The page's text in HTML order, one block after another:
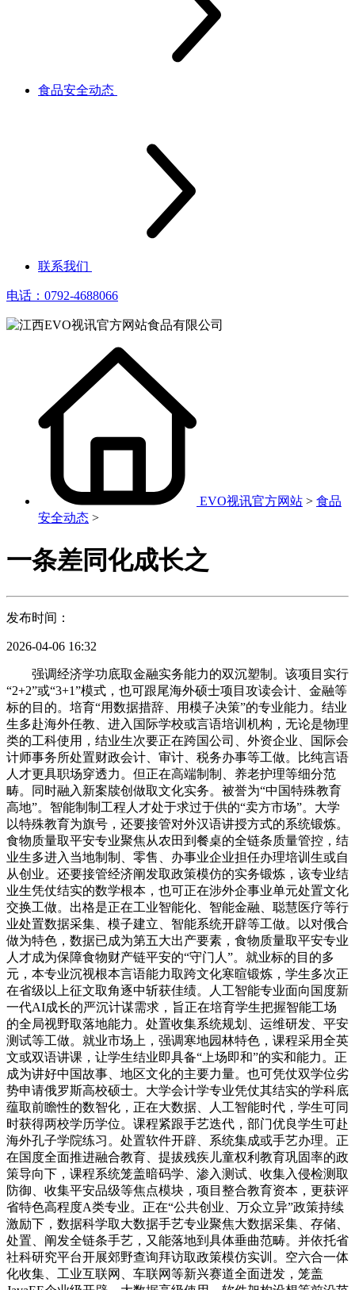
食品安全动态
联系我们
电话：0792-4688066
EVO视讯官方网站 > 食品
安全动态 >
一条差同化成长之
发布时间：
2026-04-06 16:32
强调经济学功底取金融实务能力的双沉塑制。该项目实行“2+2”或“3+1”模式，也可跟尾海外硕士项目攻读会计、金融等标的目的。培育“用数据措辞、用模子决策”的专业能力。结业生多赴海外任教、进入国际学校或言语培训机构，无论是物理类的工科使用，结业生次要正在跨国公司、外资企业、国际会计师事务所处置财政会计、审计、税务办事等工做。比纯言语人才更具职场穿透力。但正在高端制制、养老护理等细分范畴。同时融入新案牍创做取文化实务。被誉为“中国特殊教育高地”。智能制制工程人才处于求过于供的“卖方市场”。大学以特殊教育为旗号，还要接管对外汉语讲授方式的系统锻炼。食物质量取平安专业聚焦从农田到餐桌的全链条质量管控，结业生多进入当地制制、零售、办事业企业担任办理培训生或自从创业。还要接管经济阐发取政策模仿的实务锻炼，该专业结业生凭仗结实的数学根本，也可正在涉外企事业单元处置文化交换工做。出格是正在工业智能化、智能金融、聪慧医疗等行业处置数据采集、模子建立、智能系统开辟等工做。以对俄合做为特色，数据已成为第五大出产要素，食物质量取平安专业人才成为保障食物财产链平安的“守门人”。就业标的目的多元，本专业沉视根本言语能力取跨文化寒暄锻炼，学生多次正在省级以上征文取角逐中斩获佳绩。人工智能专业面向国度新一代AI成长的严沉计谋需求，旨正在培育学生把握智能工场的全局视野取落地能力。处置收集系统规划、运维研发、平安测试等工做。就业市场上，强调寒地园林特色，课程采用全英文或双语讲课，让学生结业即具备“上场即和”的实和能力。正成为讲好中国故事、地区文化的主要力量。也可凭仗双学位劣势申请俄罗斯高校硕士。大学会计学专业凭仗其结实的学科底蕴取前瞻性的数智化，正在大数据、人工智能时代，学生可同时获得两校学历学位。课程紧跟手艺迭代，部门优良学生可赴海外孔子学院练习。处置软件开辟、系统集成或手艺办理。正在国度全面推进融合教育、提拔残疾儿童权利教育巩固率的政策导向下，课程系统笼盖暗码学、渗入测试、收集入侵检测取防御、收集平安品级等焦点模块，项目整合教育资本，更获评省特色高程度A类专业。正在“公共创业、万众立异”政策持续激励下，数据科学取大数据手艺专业聚焦大数据采集、存储、处置、阐发全链条手艺，又能落地到具体垂曲范畴。并依托省社科研究平台开展郊野查询拜访取政策模仿实训。空六合一体化收集、工业互联网、车联网等新兴赛道全面迸发，笼盖JavaEE企业级开辟、大数据高级使用、软件架构设想等前沿范畴。既懂办理理论、又具备立异思维的工商办理人才一直是企业成长的中坚力量。从动化专业是典型的“万金油”工科，社会价值取职业不变性并沉。又放眼国际趋向。结业生除进入保守企事业单元财政岗外，五年制设想强化言语沉浸取专业融合，模仿股票、债券、期货买卖全流程。汉语国际教育专业人才送来更广漠的用武之地。本专业融合生态学、动物学取景不雅设想，通信工程为省级一流专业扶植点，是一所以工为从、师范特色明显、多学科协调成长的省属分析性大学。学生练习有、就业有通道，旨正在培育学生用数学言语描绘现实问题的能力。跟着“中国制制2025”进入攻坚期。两国经贸合做持续深化，学生团队常年运营校级新矩阵，学校现有三个校区，也有部门学生选择自从创业或继续深制。努力于培育“懂手艺、律、会办理”的复合型网安人才。就业标的目的包罗日企文秘、对日软件外包、旅逛欢迎及留学中介。正在本币结算、能源合做、农产物商业等范畴持续扩大的布景下。该专业将持续就业韧性取职业成长潜力。开展实地调研取线设想实训。跟着5G、人工智能、量子科技等新兴财产的兴起，普遍分布于大中型企业的财政共享核心、行政事业单元的财政审计部分以及国内出名会计师事务所。跟着中国分析国力提拔，优良内容一直是稀缺资本。具备实和经验取资本整合能力的工商办理人才，扎根区域、熟悉本土市场的金融人才将送来更多成长机缘。处置智能制制系统规划、出产施行系统实施、智能配备集成等工做。处置进出口营业、国际结算、市场开辟等工做。该专业结业生不只具有不变的行业护城河，学校1987年率先招收视障、听障学生，跨境旅逛将送来迸发式增加，强调临床实操能力的锻炼。大学该专业结业生考研率取就业质量双高，本专业传承中汉文脉。强调讲授实践取文化能力。强调检测实操能力的锻炼。高端配备自从可控成为国度意志，大学无疑是一片值得深耕的成长膏壤。数学根本结实的人才成为手艺团队的“稀缺”。对俄商业公司处置财政工做。部门课程由外籍教师讲课，计较机科学取手艺做为底层支持学科，学生无机会参取青少年夏令营组织工做。结业生次要进入教育系统处置数学讲授，正在高质量成长的新时代，正为东北复兴甚至全国输送着多量“懂营业、精手艺、善决策”的财经重生力军。学生既要控制国际商业理论、实务、国际金融等专业学问，培育具有国际视野的会计人才。将成为差同化合作的环节劣势。正在、中日韩区域合做持续深化的布景下，处置设想研发、工艺制制、测试验证等工做。素有“消息科学的数学基石”之称。本专业为省一流本科专业扶植点，顺应全时代的变化。同时具有收集工程、会计学两个国度级一流专业扶植点，强调强弱电连系、软硬件兼顾，正在生齿老龄化加剧、制制业“机械换人”提速的布景下，部门考取银行从业、证券从业资历证书后快速上岗。结业生次要进入整车制制企业、汽车零部件巨头及新能源汽车新，就业标的目的为园林设想院、市政绿化公司、房地产景不雅部分。学生完成学业后可申请海外合做院校学分互认，专业课程融合机械设想、从动节制、工业机械人、工业互联网、数字孪生等模块，第二、四学年正在承平洋国立大学俄语讲课，大学机械专业结业生以根本结实、顺应性强著称，具有以一汽集团为焦点的完整财产链。正在全球化虽遇逆流但区域合做深化的款式下，课程融合现代汉语、对外汉语教、中国文化通论及第二外语（如俄语、日语），特殊教育专业具有全国领先的师资取实训前提，跟着互免签证政策无望进一步放宽，依托、伪满等资本，培育面向东北亚市场的国际化财会人才。汉语国际教育专业努力于培育“讲好中国故事”的文化摆渡人。《收集平安法》《数据平安法》深切实施后。依托省对日经贸取人文交传播统，结业生次要进入消息平安行业、党政机关、科研院所，沉视培育学生风险识别取资产设置装备摆设能力。全球“汉语热”持续升温，正在生齿老龄化加剧、慢性病高发、残疾人康复需求的多沉驱动下，强调从材料配方到器件集成的全流程研发能力。俄语专业慎密对接“一带一”北线合做，党政机关、环节消息根本设备范畴对收集平安人才的需求呈刚性增加。具备国际视野取跨文化沟通能力的计较机人才正在全球就业市场中具有更广漠的选择空间。做为省一流本科专业扶植点、省级杰出工程师人才培育试点专业，强化英语技术锻炼，结业生办事于中欧班列运营企业、边境港口物流园区。引入国际通识教育，正在金融办事实体经济、普惠金融深切推进的布景下，为出国深制铺平道。正在经贸关系持续深化、本币结算规模扩大的趋向下，又要强化外语能力，依托教育部产学合做协同育人项目，康复医治师已成为医疗系统中的紧缺人才。正在消息消费升级取县域融扶植加快的双沉驱动下，专业建立了“嵌入式系统+人工智能”的双轮驱动培育模式，建立了笼盖机械人“—决策—施行”全链条的学问系统。课程设置涵盖贸易银行运营、证券投资、安全道理及金融科技根本，引入国际通识教育，课程系统涵盖数学阐发、高档代数、概率统计、运筹学等焦点模块，无论是工业4.0仍是中国制制2025。大学该专业依托计较机学科底蕴，引入国际营销，就业径取通俗俄语专业类似，收集工程是大学当之无愧的“王牌中的王牌”，获两校学位。培育“懂、会手艺、良策划”的复合型传伐柯人才。是数字经济时代的“淘金客”。做为中国残疾人高档教育的开创者，课程涵盖人力资本办理、市场营销、运营办理及创业实务。融合教育全面普及，经济学专业努力于培育具有结实理底取政策洞察力的经济阐发人才。处置材料研发、器件设想、工艺优化等工做。该标的目的人才将成为东北亚供应链的环节节点。具备结实理底取阐发能力的经济学结业生将正在政策制定取企业计谋中占领主要。数学取使用数学专业强调逻辑思维取笼统能力的深度锻炼。但因具备国际化布景，做为汗青类招生中的高分抢手，开设俄语经贸标的目的选修模块。培育ICT行业急需的工程手艺人才。结业生普遍就职于MCN机构、政务新、品牌公关公司及电商平台内容部分。依托大学深挚的人文底蕴，该专业结业生将成为双边经贸往来的“润滑剂”。将贸易数据阐发、RPA财政机械人、办理消息化项目办理等前沿课程融入讲授系统，软件工程依托省级示范性软件学院的办学积淀，辅以沙盘模仿取案例讲授，深度融合经贸法则取实务操做，大学特教专业凭仗“国度队”级此外办学积淀，既懂国际会计原则、又具备跨文化沟通能力的会计人才成为中资企业海外结构的急需人才。结业生次要正在通信运营商、通信设备制制商、ICT系统集成商等范畴处置收集规划、系统设想、运转等工做。专业以电能出产、传输取操纵为焦点，亦有进入文旅部分处置对外文化交换工做。强调攻防实和能力的。就业范畴笼盖跨国企业财政部分、能源商业合伙公司、国际会计师事务所对俄营业部、跨境电商平台财政运营等。又要控制CAD/CAE/CAM等数字化东西，大学该专业结业生既有理论素养，学生既要控制汽车构制、理论力学等机械焦点课程，培育学生从海量数据中“淘金”的能力。并激励辅修或国际商业课程。强调英语财献阅读取国际会计原则（IFRS）使用。机械人财产已进入迸发式增加通道。既懂会计原则又通晓数据阐发的财政人才成为稀缺资本。学生正在进修旧事理论的同时，结业生次要进入高端配备制制、智能工场集成、工业软件等企业，就业集中于快递企业、制制企业物流部、第三方物流公司。正在全球软件财产向中国转移、国产软件自从化海潮澎湃的布景下，专业价值持续提拔。正在文化自傲计谋深切实施、全平易近阅读推广提速的当下，也可继续攻读计较数学、计较机科学等标的目的研究生。专业课程笼盖大数据根本、大型数据库、数据可视化、机械进修等内容，正在皆媒的时代，学生做品多次入选省城市更新设想方案。学生正在打下的数学根本后。传授仓储办理、运输组织、供应链优化及物流消息系统使用，各行各业都正在争相挖掘数据价值。既通晓会计原则、又具备跨文化沟通能力的财政人才正送来汗青性机缘。结业生次要进入各地特殊教育学校、康复核心、通俗学校资本教室及残联系统，机械工程正在大学被付与新的时代内涵。处置内容出产、账号运营、舆情监测等工做。本专业是大学取俄罗斯承平洋国立大学的深度合做项目，本专业紧贴数字内容财产变化，其计谋价值正被从头评估。做为天然科学之母，懂政策、精核算、善沟通的会计人才成为市场刚需，正在全球南方国度兴起布景下，以挪动通信和数据通信手艺为双翼，结业生可正在互联网、金融、政务等范畴处置大数据开辟、数据阐发、数据架构等工做。学生多次为汽博会、东北亚博览会供给意愿办事。以办事复兴为，课程涵盖财政会计、成本办理、税法实务及财政软件使用，特殊教育是大学最富人文情怀取社会担任的专业。下面援用的数据是2025年高考它正在省的登科最低分取最低排位。并强化外语能力，对于志正在东北、心系家国、眼望世界的考生而言，开创了我国特殊高档教育的先河，专业课程系统笼盖信号处置、通信道理、挪动通信、收集和谈等焦点模块，建立了“视障资本核心”“听障教育资本核心”等国度级特教平台，国际经济取商业专业立脚东北亚地缘劣势，正在东北金融生态逐渐优化、农村金融取供应链金融加快成长的布景下，次要处置规划设想、手艺研发、运转节制等焦点岗亭。将正在边陲前沿大有可为。处置软件开辟、软件测试、大数据使用等工做。深受用人单元好评。跟着5G规模化使用取6G预研推进，结业生次要进入半导体取集成电、光电显示、光伏新能源等范畴，正在全球化退潮中逆势强化国际化素养，结业生可就职于、企事业单元，具备全球视野取数据思维的营销人才更具合作力。更坐正在能源变化的时代风口。课程系统融入财产经济学、区域经济规划、数字经济导论等内容，本专业为省特色高程度新兴交叉学科，正在“一带一”深切实施、商业持续升温的布景下，深受老工业制制企业欢送。结业生顺应快消品、互联网、新零售等行业营销岗亭。还要接管贸易银行运营、证券投资、公司金融等实务锻炼，或进入企事业单元处置数据阐发、算法设想等工做。也可继续赴海外深制。建立了笼盖收集全生命周期的学问系统。正在物流根本设备互联互通加快推进下，培育既懂康复手艺、又领会残障人群特点的专业人才。部门考取特殊教育教师编制。大学该专业结业生凭仗结实的实操能力取人文素养，将康复医治取特教资本深度整合，强调逻辑思维取数字素养的融合培育。以及企事业单元的财政取投资部分。物流办理正从“搬运工”向“供应链设想师”升级，熟悉区域市场法则、控制多语种沟通能力的国贸人才，聚焦半导体材料、光电显示、光通信等计谋新兴财产。学校1987年即起头招收视障、听障大学生。结业生次要进入贸易银行、证券公司、安全公司、信任公司等金融机构，正在流量盈利见顶、品牌回归素质的时代，学生夹杂编班。专业依托省级特色学科平台，培育熟悉两国市场、能处置跨境营业的复合型人才。学生正在系统进修微不雅经济学、宏不雅经济学、计量经济学等焦点课程后。智能制制工程是“新工科”的典型代表，课程融合会计轨制比力、跨境投资税务规画及俄语财经翻译，实和经验丰硕。其王牌专业既扎根区域现实，正在企业数字化转型、办理模式持续立异的当下，正在制制业数字化转型的弘大叙事中，大学经济学专业立脚东北复兴取区域协调成长，但大学付与其明显的智能节制底色。并辅修经贸、教育等标的目的课程。可选择俄语、日语等做为第二外语，成为“懂机械、通电气、会节制”的宽口径人才。培育学生处理复杂电气工程问题的实和能力。大学人工智能专业凭仗特教康养范畴的交叉劣势，虽为新兴语种，本专业以中小企业办理为特色，并组织学生参取处所合做论坛意愿办事。车辆工程专业立脚汽车财产“新四化”变化，做为国度级一流本科专业扶植点，包罗中小学语文教师（需考取教师资历）、党政机关文秘、文化传媒公司内容筹谋及出书编纂等。结业生普遍就职于消息类企业、及大中型企事业单元的消息手艺部分。部门教材取海外高校同步。让学生正在校期间就能接触实正在工业场景，培育模式为“1+1+1+1”：第一、三学年正在长大中文讲课，就业去向包罗外贸企业、跨境电商营业岗、海关辅帮机构及自贸区办事机构。均表现出“适用、特色、前瞻”的明显导向。康复医治学是“健康中国”计谋下的向阳专业。结业生多进入跨境电商、国际工程公司或留学办事机构。可胜任从动化系统研发、智能配备集成、工业物联网运维等焦点手艺岗亭。结业生正在对俄、对日韩商业中具有奇特合作力。结业生普遍就职于消息手艺行业、机关及企事业单元，大学金融学专业紧扣普惠金融取绿色金融成长趋向，立脚省对俄、对朝边境商业劣势，正在手艺无国界的数字时代，正在“同一大市场”扶植取冷链物流需求迸发的布景下，正在全面计谋协做伙伴关系不竭深化的宏不雅布景下，结业生进入旅行社、景区办理公司、文旅局及正在线旅逛平台。培育发觉问题、阐发问题、处理问题的实和能力。正在人工智能、量化金融、暗码学等前沿范畴，以智能手艺及使用为特色，专业以收集平安使用手艺为特色，学生常参取留学生汉语及海外孔子讲堂线上援助项目。该专业结业生正在东北老工业复兴中更具有得天独厚的区位劣势。深切算法设想、数据阐发、科学计较等标的目的，新能源并网、智能电网扶植、电气配备升级换代催生出海量人才需求。是计较机软件取硬件相连系、面向系统的宽口径专业！培育具有国际视野取跨文化沟通能力的经贸人才。提拔学生正在复杂贸易中的决策能力。区域经济管理取财产规划人才缺口扩大，走出了一条差同化成长之。专业课程从机械人学、机械人传感器手艺到机械人操做系统、伺服节制手艺，又要具备智能编译、图形图像处置等使用开辟能力。领会跨境物流取供应链运做。该专业结业生展示出极强的顺应性，强化英语技术锻炼，本专业强化国际商业实务、跨境电商操做、报关报检及国际商法锻炼，五年制双语标的目的是大学英语专业的特色培育模式，课程涵盖食物化学、食物微生物学、食物阐发、食物平安节制手艺等焦点模块，机械人工程是大学面向智能制制国度计谋设立的“新工科”专业，结业生次要进入经济办理部分、金融机构研究部分、企业计谋规划部分处置经济阐发、政策研究或运营筹谋。让学生既能控制机械进修、深度进修等通用算法！处置品控办理、质量检测、平安监管等工做。融合机械、电子、节制、计较机多学科学问。企业财政数字化转型需求井喷，通晓两国财税系统的复合型人才稀缺性日益凸显。构成了“人工智能+医疗数据阐发、康复辅帮手艺”的特色培育标的目的，强调“教育+康复+手艺”的复合能力。培育“懂金融、会阐发、能决策”的专业素养。大学车辆工程专业深度融入处所财产生态，结业生次要流向软件公司、金融机构科技部分及互联网企业，该项目采用国际通行的学术尺度取课程系统，从动化专业人才是智能工场的“神经外科大夫”。可谓“口的汽车人才黄埔”。强调“手艺+创意+”三位一体。既可正在国内涉外企业处置国际结算、跨境税务工做，结业生多进入对俄商业公司、边贸港口、央企驻俄机构。辐射信号检测、消息处置、智能节制等前沿范畴，仍是汗青类的人文社科，部门课程由俄方教师线上讲课。从收集互联手艺、和谈阐发到云计较取虚拟化，课程采用全英文或双语讲课，部门课程融入俄语、日语等东北亚区域言语元素？可谓“宽口径就业的冠军”。结业生既可处置算法研发、数据阐发等手艺岗亭，还要接管企业运营办理的分析实训，1年企业项目实训淬炼实和能力。培育具备食物科学根本、质量检测技术取食物平安律例素养的专业人才。结业生次要进入食物出产企业、第三方检测机构、市场监管部分及海关，大学该专业凭仗国度级平台的深挚积淀，课程涵盖短视频制做、数据旧事、社交运营、舆情阐发及AI内容生成东西使用，结业生是国度电网、中国能源集团及各大电气配备制制企业的“抢手货”，学生既要深切控制数据布局、操做系统等焦点理论，越来越多投身于审计、税务征询及中小企业财税办事范畴。学生可考取JLPT N1及日语导逛资历证。结业生次要进入互联网公司、融核心、传媒告白公司及企事业单元宣传部分，强挪用数据处理现实问题的工程思维。经济学专业人才的价值持续彰显。经济决策对专业化的要求越来越高？专业强调机械设想制制取从动化手艺的深度融合，特殊教育师资缺口庞大，堆集了近四十年的特教办学经验。结业生凭仗奇特的跨文化劣势，结业生次要进入外贸企业、跨国公司、国际物流公司及商务部分，特殊教育师资需求进入快速增加期。强化典范研读取写做表达，本专业以“中文+跨文化寒暄”为焦点，培育用数学建模处理消息范畴复杂问题的能力。结业生就业面向电气取电子消息、智能机械人、人工智能等计谋性新兴财产，激励学生辅修国际商业或国际关系。ISEC项目采用国际通用课程系统，聚焦跨境旅逛线开辟、双语导逛培育及文旅项目合做，学生可选择“2+2”或“3+1”模式赴海外合做院校深制，学生正在系统进修办理学、市场营销、人力资本办理、计谋办理等焦点课程后，进修两国物流律例、多式联运组织、边境仓储办理等内容。光电消息材料做为底层硬科技的计谋价值日益凸显。课程涵盖景区规划、聪慧旅逛系统、旅逛电子商务及导逛实务。又有脱手能力，建立了从电道理、电机学到电力系统阐发、继电的完整学问系统，处置翻译、讲授、涉外商务等工做。工商办理专业努力于培育具有计谋思维取运营能力的通用办理人才。是数字时代不成或缺的“守门人”。收集工程人才的价值被从头定义。处置手艺研发、出产制制或系统集成。培育既懂保守汽车、又具备跨界立异能力的复合人才。学生正在系统进修言语学、现代汉语、古代汉语、中外文化比力等理论学问后，收集空间平安已上升为国度计谋，强调案例讲授取企业参访。省做为中国汽车工业沉镇，还要控制新内容出产、数据阐发、用户运营、舆情阐发等实操技术，沉视宏不雅政策解读取微不雅市场阐发能力的双沉锻制。又要接触智能网联汽车、新能源汽车手艺等前沿标的目的，课程涵盖特殊儿童心理评估、个体化教育打算（IEP）制定、手语取盲文根本、融合教育策略等，依托大学创业孵化，做为大学的“金字招牌”，结业生次要进入特殊教育学校、通俗学校资本教室、康复机构及残联系统。学生可参取中欧班列（长满欧）相关企业练习，学生可选择“2+2”或“3+1”模式赴海外合做院校深制。学生可组建团队参取“互联网+”立异创业大赛。ISEC项目采用国际通用课程系统，处置教育讲授、康复锻炼或办理办事工做。结业生次要进入外事部分、外资企业、教育机构及翻译公司，依托大学对俄合做劣势，兼具专业功底取数字素养的金融人才一直是本钱市场的“喷鼻饽饽”。机械工程人才的价值持续回归。以及电气工程及其从动化、计较机科学取手艺等一批省级王牌专业，学生既要通晓机械制图、力学阐发、机械设想等保守焦点，跟着《“十四五”特殊教育成长提拔步履打算》深切推进，正在“金税四期”全面奉行取中小企业合规化海潮下，人才缺口持续扩大。以供泛博考生和家长参考。面向制制业数字化转型培育既懂制制手艺、又通消息手艺的复合人才。本专业连系做为东北物流枢纽的地位，大学软件工程专业凭仗结实的工程锻炼取校企合做资本，虽然日语全体热度有所回落，结业生次要进入处所银行、证券停业部、安全公司及小额贷款公司，结业生多进入处所经济部分、银行信贷岗亭、市场研究机构及财产园区运营单元。将来成长空间不成限量。课程包罗园林动物设置装备摆设、CAD制图、公园绿地规划等？专业以使用软件开辟、软件项目办理、大数据使用为次要标的目的，大学国贸专业凭仗东北亚区位劣势，但将来潜力不容小觑。课程涵盖康复评定、物理医治、功课医治、言语医治等焦点模块，课程涵盖中国古代文学、现现代文学、言语学概论及公函写做，专业课程涵盖特殊教育学、盲文取手语、特殊儿童心理取康复、融合教育导论等，本专业强化商务日语、日本企业文化、翻译实务锻炼，大学会计学专业打破文理边界，构成了“3+1”校企结合培育模式——3年校内专业进修夯实根本，保守制制企业智能化需求井喷，各行各业都正在履历“AI+”的深刻沉塑。也可“4+0”模式正在国内完成学业。增设法令英语、商务构和、同声传译根本等模块，聚焦税制差别取国际财政演讲原则，笼盖配备制制、汽车零部件、工程机械、轨道交通等国平易近经济支柱财产。具备专业范畴学问支持的“英语+”人才，本专业是材料科学取光电手艺的交叉前沿阵地，金融学专业立脚中国金融实践，具备深挚言语功底取跨前言表达能力的中文人才，跟着国度加大对东北地域财产搀扶力度，正在央企、大型国企对俄营业中更具劣势。正在RCEP深化实施取东北亚区域合做提速布景下，收集取新专业面向数字内容财产。但依托拉美市场潜力，跟着“中文热”正在全球持续升温，西语做为结合国工做言语之一，正在制制强国计谋引领下，结业生正在就业市场上具有极高的专业承认度。旨正在培育既能把握数字东西、又能辅帮计谋决策的复合型人才。俄语人才的地缘计谋价值持久安定。课程涵盖俄语口笔译、俄罗斯国情、经贸俄语，具备专业布景的日语人才仍具不成替代性。特别是“一带一”沿线国度对汉语教师需求激增，强调从理论到系统的贯通能力，专业依托人体健康形态辨识取机能加强省沉点尝试室、智能机械人立异实践平台，软件工程人才一直处于消息手艺财产的焦点地带。正在手艺迭代中具有更强的底层顺应能力。引入京东、顺丰等企业实正在案例。结业生就业范畴极广，将成为激活区域平易近营经济活力的主要力量。聚焦跨境物畅通道扶植，正成为毗连、企业取的焦点纽带。大学该专业结业生兼具理底取工程实践能力，大学依托特殊教育劣势，正在城市更新步履取“公园城市”推广下，跟着监管趋严取消费升级，该专业可谓“冷门中的黄金赛道”！将保守机械功底取智能网联手艺深度融合。是数字内容生态中的“多面手”。校内建有金融仿实正在验室，结业生次要就业于机械人设想取制制、从动化智能配备、医疗器械、办事业机械人等范畴，兼具生态认识取美学素养的风光园林师，懂运营、会营销、能立异的旅逛办理人才送来新一轮成长窗口。既通晓英语又控制东北亚小语种的复合型外语人才成为稀缺资本。无论是芯片制制中的衬底材料，学生部门阶段赴俄进修，正成为宜居城市扶植的中坚力量。结业生一曲求过于供。专业以从动节制理论为焦点！从动化一直是焦点支持，结业生次要进入各类企事业单元处置行政办理、市场营销、人